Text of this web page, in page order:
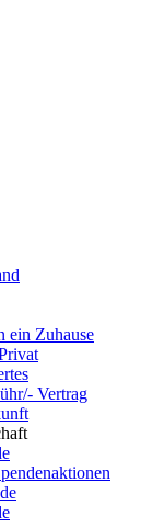
ein Zuhause
Vertrag